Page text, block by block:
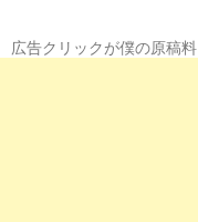
広告クリックが僕の原稿料